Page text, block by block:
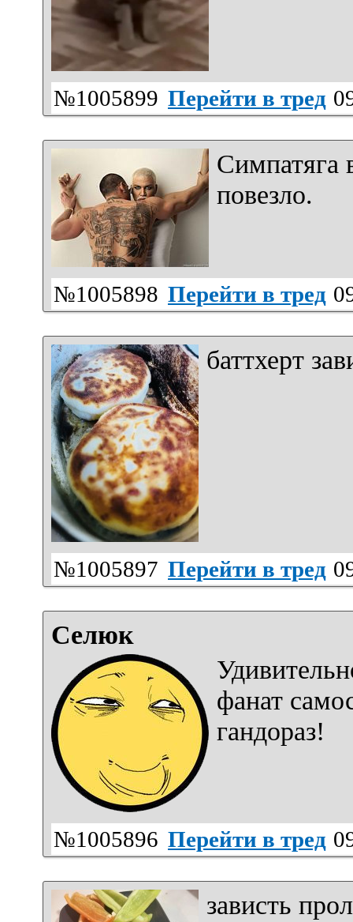
№1005899 Перейти в тред
Симпатяга
повезло.
№1005898 Перейти в тред
баттхерт
№1005897 Перейти в тред
Селюк
фанат
гандораз!
№1005896 Перейти в тред
зависть